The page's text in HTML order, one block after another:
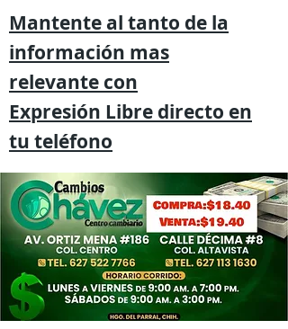
Mantente al tanto de la
información mas
relevante con
Expresión Libre directo en
tu teléfono